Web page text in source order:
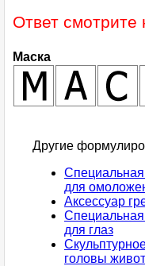
Ответ смотрите
Маска
Другие
для
Аксессуар
для глаз
головы